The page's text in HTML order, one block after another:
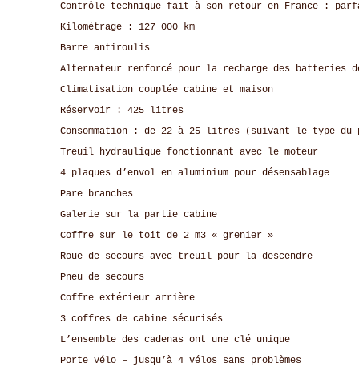
Contrôle technique fait à son retour en France :
Kilométrage : 127 000 km
Barre antiroulis
Alternateur renforcé pour la recharge des batteries
Climatisation couplée cabine et maison
Réservoir : 425 litres
Consommation : de 22 à 25 litres (suivant le type du
Treuil hydraulique fonctionnant avec le moteur
4 plaques d’envol en aluminium pour désensablage
Pare branches
Galerie sur la partie cabine
Coffre sur le toit de 2 m3 « grenier »
Roue de secours avec treuil pour la descendre
Pneu de secours
Coffre extérieur arrière
3 coffres de cabine sécurisés
L’ensemble des cadenas ont une clé unique
Porte vélo – jusqu’à 4 vélos sans problèmes